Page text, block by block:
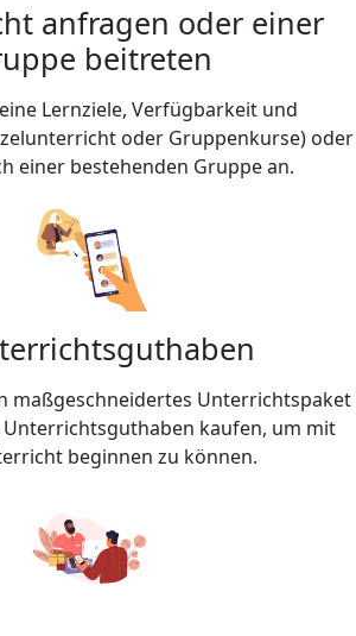
anfragen oder einer
beitreten
Lernziele, Verfügbarkeit und
oder Gruppenkurse) oder
einer bestehenden Gruppe an.
maßgeschneidertes Unterrichtspaket
Unterrichtsguthaben kaufen, um mit
beginnen zu können.